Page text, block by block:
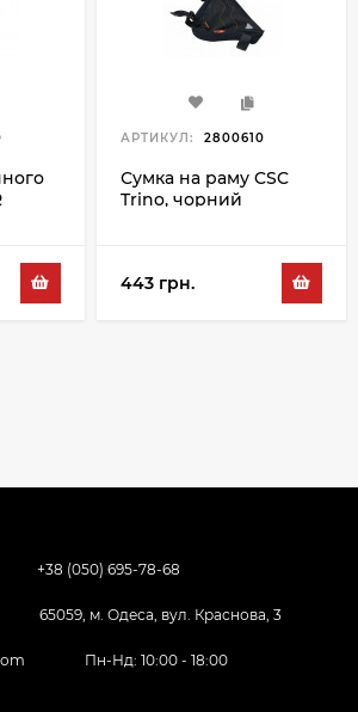
АРТИКУЛ: 2800610
Сумка на раму CSC
Trino, чорний
443 грн.
+38 (050) 695-78-68
65059, м. Одеса, вул. Краснова, 3
Пн-Нд: 10:00 - 18:00